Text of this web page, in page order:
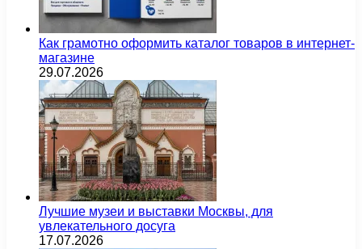
Как грамотно оформить каталог товаров в интернет-
магазине
29.07.2026
Лучшие музеи и выставки Москвы, для
увлекательного досуга
17.07.2026